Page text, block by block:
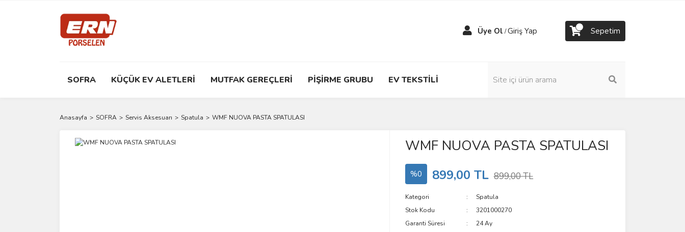
Üye Ol /Giriş Yap Sepetim
SOFRA KÜÇÜK EV ALETLERİ MUTFAK GEREÇLERİ PİŞİRME GRUBU EV TEKSTİLİ
Anasayfa SOFRA Servis Aksesuarı Spatula WMF NUOVA PASTA SPATULASI
WMF NUOVA PASTA SPATULASI
%0 899,00 TL 899,00 TL
Kategori
Spatula
Stok Kodu
3201000270
Garanti Süresi
24 Ay